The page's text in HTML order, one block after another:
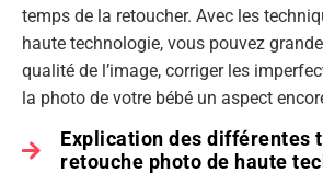
temps de la retoucher. Avec les
haute technologie, vous pouvez
qualité de l’image, corriger les
la photo de votre bébé un aspect
Explication des différentes
retouche photo de haute